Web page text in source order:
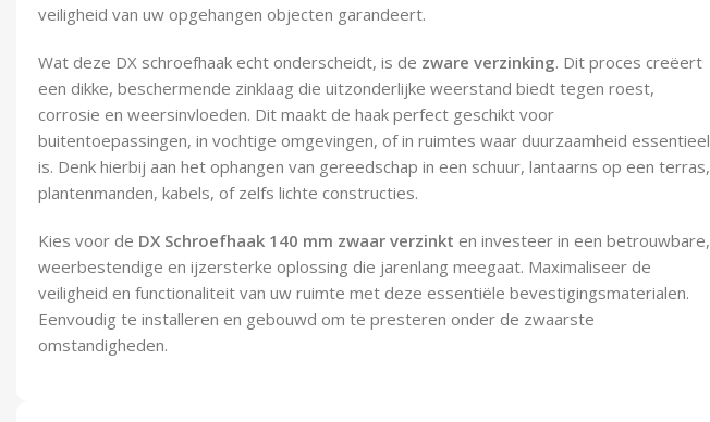
veiligheid van uw opgehangen objecten garandeert.
Wat deze DX schroefhaak echt onderscheidt, is de zware verzinking. Dit proces creëert
een dikke, beschermende zinklaag die uitzonderlijke weerstand biedt tegen roest,
corrosie en weersinvloeden. Dit maakt de haak perfect geschikt voor
buitentoepassingen, in vochtige omgevingen, of in ruimtes waar duurzaamheid essentieel
is. Denk hierbij aan het ophangen van gereedschap in een schuur, lantaarns op een terras,
plantenmanden, kabels, of zelfs lichte constructies.
Kies voor de DX Schroefhaak 140 mm zwaar verzinkt en investeer in een betrouwbare,
weerbestendige en ijzersterke oplossing die jarenlang meegaat. Maximaliseer de
veiligheid en functionaliteit van uw ruimte met deze essentiële bevestigingsmaterialen.
Eenvoudig te installeren en gebouwd om te presteren onder de zwaarste
omstandigheden.